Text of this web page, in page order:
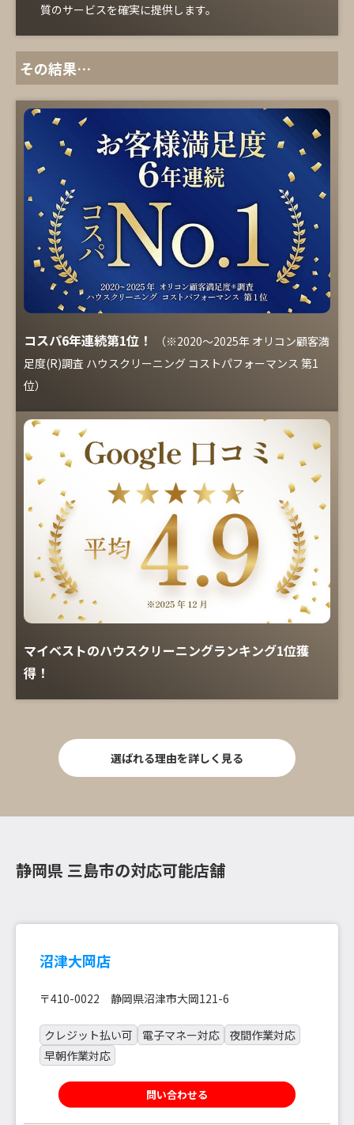
質のサービスを確実に提供します。
その結果…
コスパ6年連続第1位！
（※2020～2025年 オリコン顧客満
足度(R)調査 ハウスクリーニング コストパフォーマンス 第1
位）
マイベストのハウスクリーニングランキング1位獲
得！
選ばれる理由を詳しく見る
静岡県 三島市の対応可能店舗
沼津大岡店
〒410-0022 静岡県沼津市大岡121-6
クレジット払い可 電子マネー対応
夜間作業対応
早朝作業対応
問い合わせる